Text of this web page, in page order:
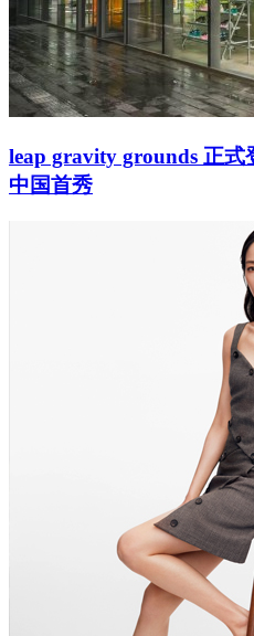
leap gravity grounds 正
中国首秀